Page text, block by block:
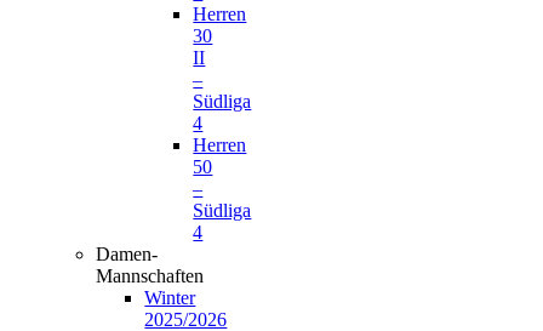
Herren
30
II
–
Südliga
4
Herren
50
–
Südliga
4
Damen-
Mannschaften
Winter
2025/2026